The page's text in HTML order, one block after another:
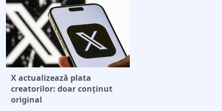
X actualizează plata
creatorilor: doar conținut
original